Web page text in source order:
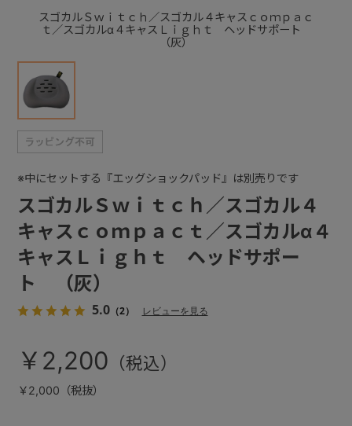
スゴカルＳｗｉｔｃｈ／スゴカル４キャスｃｏｍｐａｃ
ｔ／スゴカルα４キャスＬｉｇｈｔ ヘッドサポート
（灰）
スゴカルＳｗｉｔｃｈ／スゴカル４
キャスｃｏｍｐａｃｔ／スゴカルα４
キャスＬｉｇｈｔ ヘッドサポー
ト （灰）
5.0（2） レビューを見る
※中にセットする『エッグショックパッド』は別売りです
￥2,200
￥2,000（税抜）